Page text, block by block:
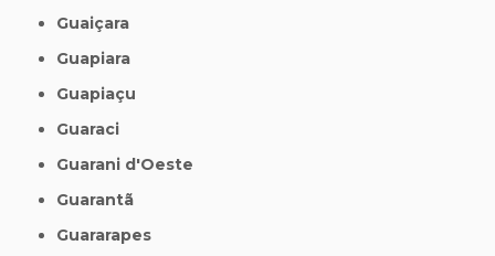
Guaiçara
Guapiara
Guapiaçu
Guaraci
Guarani d'Oeste
Guarantã
Guararapes